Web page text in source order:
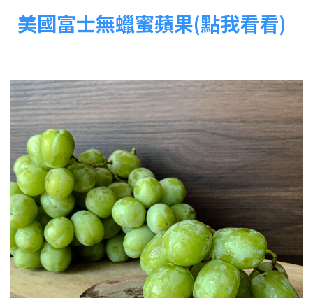
美國富士無蠟蜜蘋果(點我看看)